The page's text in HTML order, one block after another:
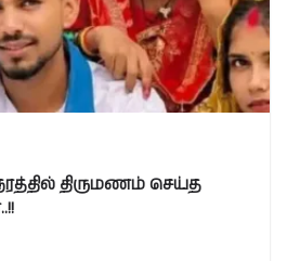
திருமணம் செய்த